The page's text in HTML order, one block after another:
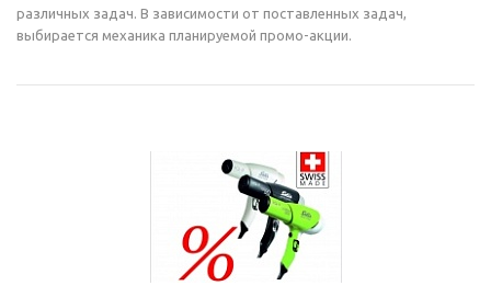
различных задач. В зависимости от поставленных задач,
выбирается механика планируемой промо-акции.